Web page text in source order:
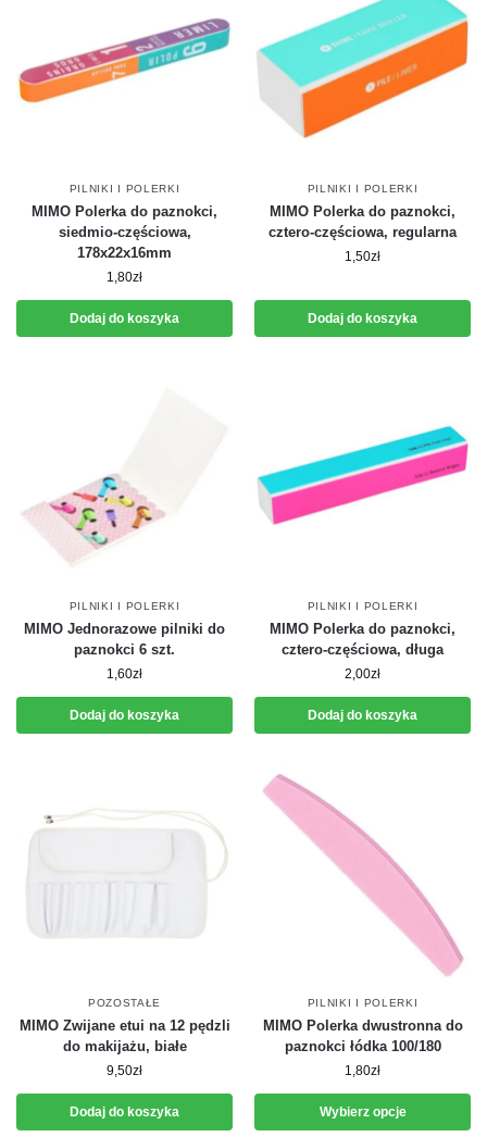
PILNIKI I POLERKI
MIMO Polerka do paznokci,
siedmio-częściowa,
178x22x16mm
1,80zł
Dodaj do koszyka
PILNIKI I POLERKI
MIMO Polerka do paznokci,
cztero-częściowa, regularna
1,50zł
Dodaj do koszyka
PILNIKI I POLERKI
MIMO Jednorazowe pilniki do
paznokci 6 szt.
1,60zł
Dodaj do koszyka
PILNIKI I POLERKI
MIMO Polerka do paznokci,
cztero-częściowa, długa
2,00zł
Dodaj do koszyka
POZOSTAŁE
MIMO Zwijane etui na 12 pędzli
do makijażu, białe
9,50zł
Dodaj do koszyka
PILNIKI I POLERKI
MIMO Polerka dwustronna do
paznokci łódka 100/180
1,80zł
Wybierz opcje